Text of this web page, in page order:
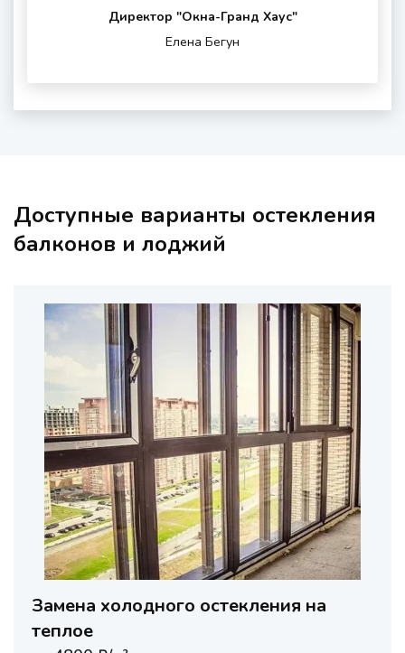
шумности
окном
Директор "Oкна-Гранд Хаус"
Елена Бегун
Доступные варианты остекления
балконов и лоджий
Замена холодного остекления на
теплое